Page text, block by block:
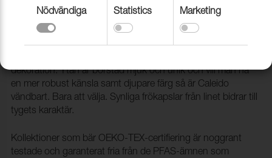
Tyg Caleido 12090 Lagoon
1005921
dekoration. Ytan är borstad mjuk och unik och vill man ha
en mer robust känsla samt djupare färg så är Caleido
vändbart. Bara att välja. Synliga frökapslar från linet bidrar till
tygets karaktär.
Kollektioner som bär OEKO-TEX-certifiering är noggrant
testade och garanterat fria från de PFAS-ämnen som
Nödvändiga Statistics Marketing